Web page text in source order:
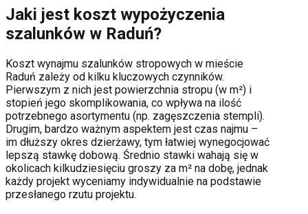
Jaki jest koszt wypożyczenia
szalunków w Raduń?
Koszt wynajmu szalunków stropowych w mieście
Raduń zależy od kilku kluczowych czynników.
Pierwszym z nich jest powierzchnia stropu (w m²) i
stopień jego skomplikowania, co wpływa na ilość
potrzebnego asortymentu (np. zagęszczenia stempli).
Drugim, bardzo ważnym aspektem jest czas najmu –
im dłuższy okres dzierżawy, tym łatwiej wynegocjować
lepszą stawkę dobową. Średnio stawki wahają się w
okolicach kilkudziesięciu groszy za m² na dobę, jednak
każdy projekt wyceniamy indywidualnie na podstawie
przesłanego rzutu projektu.